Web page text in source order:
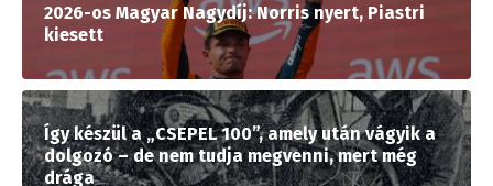
2026-os Magyar Nagydíj: Norris nyert, Piastri
kiesett
Így készül a „CSEPEL 100”, amely után vágyik a
dolgozó – de nem tudja megvenni, mert még
drága